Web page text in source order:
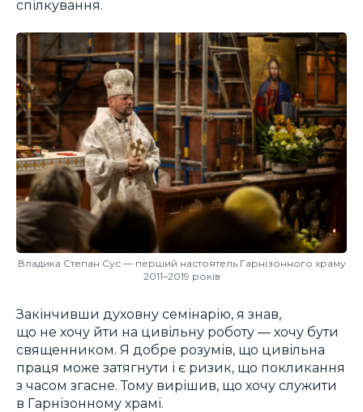
спілкування.
Владика Степан Сус — перший настоятель Гарнізонного храму
2011–2019 років
Закінчивши духовну семінарію, я знав,
що не хочу йти на цивільну роботу — хочу бути
священником. Я добре розумів, що цивільна
праця може затягнути і є ризик, що покликання
з часом згасне. Тому вирішив, що хочу служити
в Гарнізонному храмі.